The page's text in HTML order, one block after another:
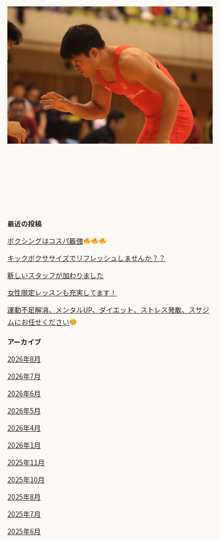
最近の投稿
ボクシングはコスパ最強
キックボクササイズでリフレッシュしませんか？？
新しいスタッフが加わりました
女性限定レッスンも充実してます！
運動不足解消、メンタルUP、ダイエット、ストレス発散、スサジ
ムにお任せください
アーカイブ
2026年8月
2026年7月
2026年6月
2026年5月
2026年4月
2026年1月
2025年11月
2025年10月
2025年8月
2025年7月
2025年6月